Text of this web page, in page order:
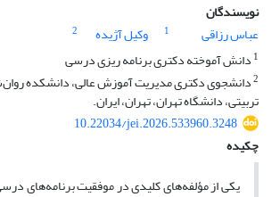
نویسندگان
عباس رزاقی
1 وکیل آژیده
2
1 دانش آموخته دکتری برنامه ریزی درسی
2دانشجوی دکتری مدیریت آموزش عالی، دانشکده
تربیتی، دانشگاه تهران، تهران، ایران.
10.22034/jei.2026.533960.3248
چکیده
یکی از مؤلفه‌های کلیدی در موفقیت برنامه‌های